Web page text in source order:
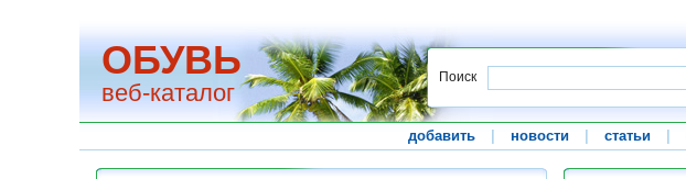
ОБУВЬ
веб-каталог
Поиск
добавить новости статьи